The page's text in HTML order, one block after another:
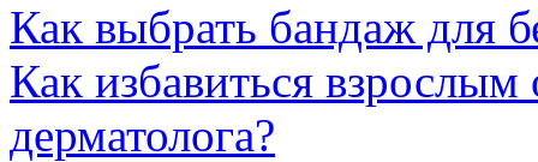
Как выбрать бандаж для
Как избавиться
дерматолога?